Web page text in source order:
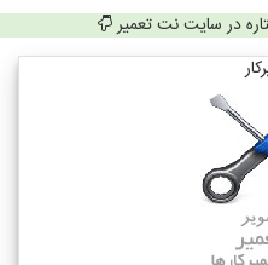
در سایت نت تعمیر